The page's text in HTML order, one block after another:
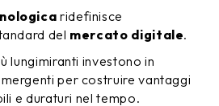
ridefinisce
del mercato digitale.
lungimiranti investono in
per costruire vantaggi
e duraturi nel tempo.